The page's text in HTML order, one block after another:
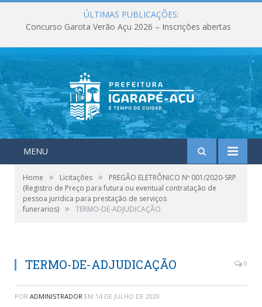
ÚLTIMAS PUBLICAÇÕES:
Concurso Garota Verão Açu 2026 – Inscrições abertas
MENU
Home » Licitações »
PREGÃO ELETRÔNICO Nº 001/2020-SRP
(Registro de Preço para futura ou eventual contratação de
pessoa juridica para prestação de serviços
funerarios) » TERMO-DE-ADJUDICAÇÃO
TERMO-DE-ADJUDICAÇÃO 0
POR ADMINISTRADOR EM 14 DE JULHO DE 2020